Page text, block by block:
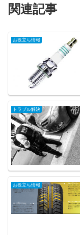
関連記事
お役立ち情報
トラブル解決
お役立ち情報